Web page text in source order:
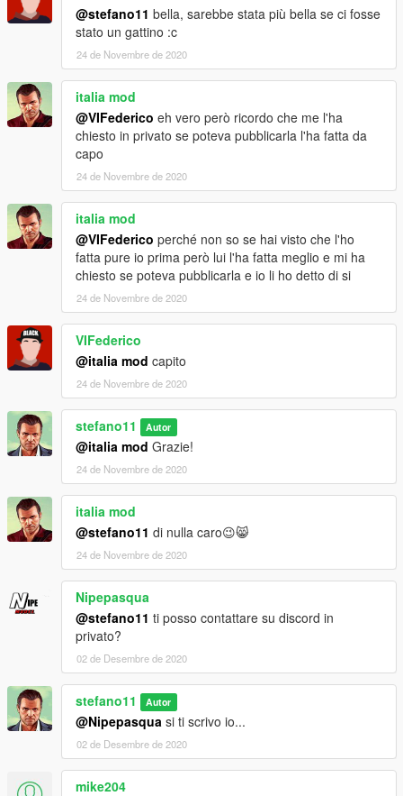
@stefano11 bella, sarebbe stata più bella se ci fosse
stato un gattino :c
24 de Novembre de 2020
italia mod
@VIFederico eh vero però ricordo che me l'ha
chiesto in privato se poteva pubblicarla l'ha fatta da
capo
24 de Novembre de 2020
italia mod
@VIFederico perché non so se hai visto che l'ho
fatta pure io prima però lui l'ha fatta meglio e mi ha
chiesto se poteva pubblicarla e io li ho detto di si
24 de Novembre de 2020
VIFederico
@italia mod capito
24 de Novembre de 2020
stefano11 Autor
@italia mod Grazie!
24 de Novembre de 2020
italia mod
@stefano11 di nulla caro😉😸
24 de Novembre de 2020
Nipepasqua
@stefano11 ti posso contattare su discord in
privato?
02 de Desembre de 2020
stefano11 Autor
@Nipepasqua si ti scrivo io...
02 de Desembre de 2020
mike204